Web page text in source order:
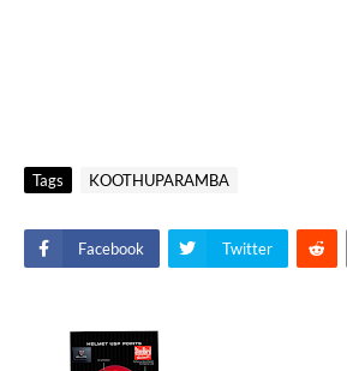
Tags KOOTHUPARAMBA
Facebook Twitter